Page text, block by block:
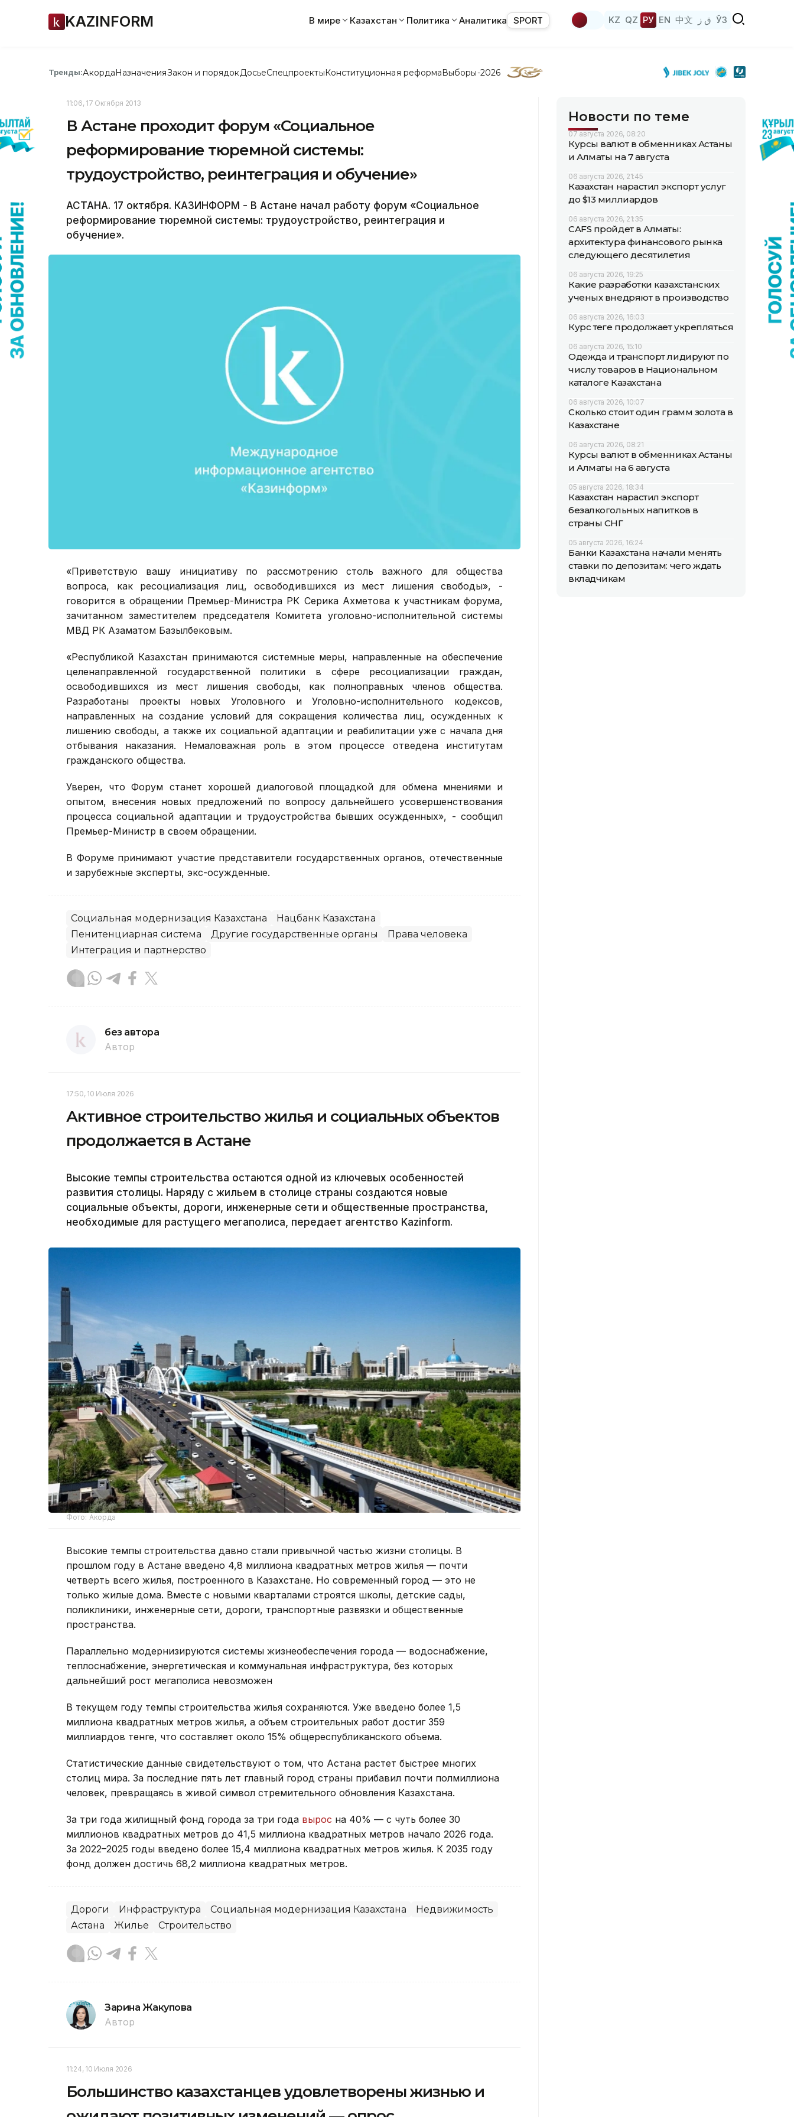
KAZINFORM В мире Казахстан Политика Аналитика SPORT KZ QZ РУ EN 中文 ق ز ЎЗ
Тренды:АкордаНазначенияЗакон и порядок ДосьеСпецпроектыКонституционная реформаВыборы-2026
11:06, 17 Октября 2013
В Астане проходит форум «Социальное
реформирование тюремной системы:
трудоустройство, реинтеграция и обучение»
АСТАНА. 17 октября. КАЗИНФОРМ - В Астане начал работу форум «Социальное
реформирование тюремной системы: трудоустройство, реинтеграция и
обучение».
«Приветствую вашу инициативу по рассмотрению столь важного для общества
вопроса, как ресоциализация лиц, освободившихся из мест лишения свободы», -
говорится в обращении Премьер-Министра РК Серика Ахметова к участникам форума,
зачитанном заместителем председателя Комитета уголовно-исполнительной системы
МВД РК Азаматом Базылбековым.
«Республикой Казахстан принимаются системные меры, направленные на обеспечение
целенаправленной государственной политики в сфере ресоциализации граждан,
освободившихся из мест лишения свободы, как полноправных членов общества.
Разработаны проекты новых Уголовного и Уголовно-исполнительного кодексов,
направленных на создание условий для сокращения количества лиц, осужденных к
лишению свободы, а также их социальной адаптации и реабилитации уже с начала дня
отбывания наказания. Немаловажная роль в этом процессе отведена институтам
гражданского общества.
Уверен, что Форум станет хорошей диалоговой площадкой для обмена мнениями и
опытом, внесения новых предложений по вопросу дальнейшего усовершенствования
процесса социальной адаптации и трудоустройства бывших осужденных», - сообщил
Премьер-Министр в своем обращении.
В Форуме принимают участие представители государственных органов, отечественные
и зарубежные эксперты, экс-осужденные.
Социальная модернизация Казахстана
Нацбанк Казахстана
Пенитенциарная система
Другие государственные органы
Права человека
Интеграция и партнерство
без автора
Автор
17:50, 10 Июля 2026
Активное строительство жилья и социальных объектов
продолжается в Астане
Высокие темпы строительства остаются одной из ключевых особенностей
развития столицы. Наряду с жильем в столице страны создаются новые
социальные объекты, дороги, инженерные сети и общественные пространства,
необходимые для растущего мегаполиса, передает агентство Kazinform.
Фото: Акорда
Высокие темпы строительства давно стали привычной частью жизни столицы. В
прошлом году в Астане введено 4,8 миллиона квадратных метров жилья — почти
четверть всего жилья, построенного в Казахстане. Но современный город — это не
только жилые дома. Вместе с новыми кварталами строятся школы, детские сады,
поликлиники, инженерные сети, дороги, транспортные развязки и общественные
пространства.
Параллельно модернизируются системы жизнеобеспечения города — водоснабжение,
теплоснабжение, энергетическая и коммунальная инфраструктура, без которых
дальнейший рост мегаполиса невозможен
В текущем году темпы строительства жилья сохраняются. Уже введено более 1,5
миллиона квадратных метров жилья, а объем строительных работ достиг 359
миллиардов тенге, что составляет около 15% общереспубликанского объема.
Статистические данные свидетельствуют о том, что Астана растет быстрее многих
столиц мира. За последние пять лет главный город страны прибавил почти полмиллиона
человек, превращаясь в живой символ стремительного обновления Казахстана.
За три года жилищный фонд города за три года вырос на 40% — с чуть более 30
миллионов квадратных метров до 41,5 миллиона квадратных метров начало 2026 года.
За 2022–2025 годы введено более 15,4 миллиона квадратных метров жилья. К 2035 году
фонд должен достичь 68,2 миллиона квадратных метров.
Дороги Инфраструктура Социальная модернизация Казахстана
Недвижимость
Астана
Жилье Строительство
Зарина Жакупова
Автор
11:24, 10 Июля 2026
Большинство казахстанцев удовлетворены жизнью и
Новости по теме
07 августа 2026, 08:20
Курсы валют в обменниках Астаны
и Алматы на 7 августа
06 августа 2026, 21:45
Казахстан нарастил экспорт услуг
до $13 миллиардов
06 августа 2026, 21:35
CAFS пройдет в Алматы:
архитектура финансового рынка
следующего десятилетия
06 августа 2026, 19:25
Какие разработки казахстанских
ученых внедряют в производство
06 августа 2026, 16:03
Курс теңге продолжает укрепляться
06 августа 2026, 15:10
Одежда и транспорт лидируют по
числу товаров в Национальном
каталоге Казахстана
06 августа 2026, 10:07
Сколько стоит один грамм золота в
Казахстане
06 августа 2026, 08:21
Курсы валют в обменниках Астаны
и Алматы на 6 августа
05 августа 2026, 18:34
Казахстан нарастил экспорт
безалкогольных напитков в
страны СНГ
05 августа 2026, 16:24
Банки Казахстана начали менять
ставки по депозитам: чего ждать
вкладчикам